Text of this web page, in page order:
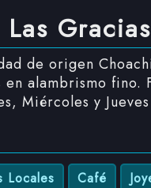
de origen
en alambrismo
Miércoles y
Locales Café